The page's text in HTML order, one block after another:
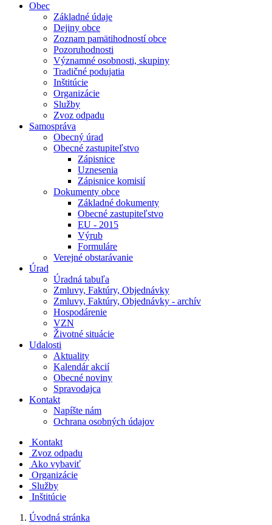
Obec
Základné údaje
Dejiny obce
Zoznam pamätihodností obce
Pozoruhodnosti
Významné osobnosti, skupiny
Tradičné podujatia
Inštitúcie
Organizácie
Služby
Zvoz odpadu
Samospráva
Obecný úrad
Obecné zastupiteľstvo
Zápisnice
Uznesenia
Zápisnice komisií
Dokumenty obce
Základné dokumenty
Obecné zastupiteľstvo
EU - 2015
Výrub
Formuláre
Verejné obstarávanie
Úrad
Úradná tabuľa
Zmluvy, Faktúry, Objednávky
Zmluvy, Faktúry, Objednávky - archív
Hospodárenie
VZN
Životné situácie
Udalosti
Aktuality
Kalendár akcií
Obecné noviny
Spravodajca
Kontakt
Napíšte nám
Ochrana osobných údajov
Kontakt
Zvoz odpadu
Ako vybaviť
Organizácie
Služby
Inštitúcie
Úvodná stránka